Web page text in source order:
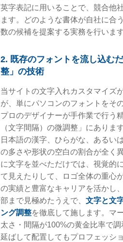
英字表記に用いることで、競合他
ます。どのような書体が自社に合
数の候補を提案する実務を行いま
2. 既存のフォントを流し込む
整」の技術
当サイトの文字入れカスタマイズ
が、単にパソコンのフォントをそ
プロのデザイナーが手作業で行う
（文字間隔）の微調整」にあります
日本語の漢字、ひらがな、あるい
の多さや形状の空白の割合が全く
に文字を並べただけでは、視覚的
て見えたりして、ロゴ全体の重心
の実績と豊富なキャリアを活かし
部まで見極めたうえで、 文字と文
ング調整を徹底して施します。マ
太さ・間隔が100%の黄金比率で
延ばして配置してもプロフェッシ